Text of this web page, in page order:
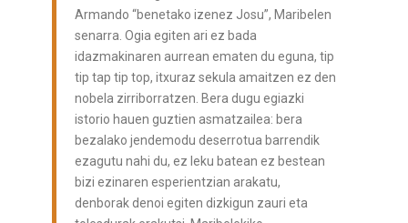
Armando “benetako izenez Josu”, Maribelen
senarra. Ogia egiten ari ez bada
idazmakinaren aurrean ematen du eguna, tip
tip tap tip top, itxuraz sekula amaitzen ez den
nobela zirriborratzen. Bera dugu egiazki
istorio hauen guztien asmatzailea: bera
bezalako jendemodu deserrotua barrendik
ezagutu nahi du, ez leku batean ez bestean
bizi ezinaren esperientzian arakatu,
denborak denoi egiten dizkigun zauri eta